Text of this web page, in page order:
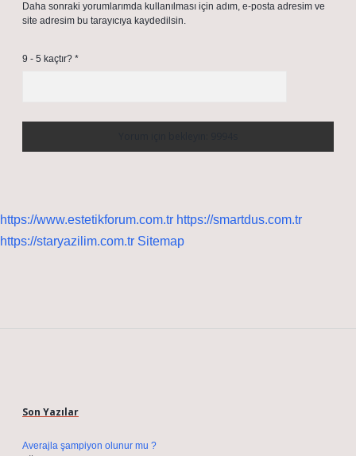
Daha sonraki yorumlarımda kullanılması için adım, e-posta adresim ve
site adresim bu tarayıcıya kaydedilsin.
9 - 5 kaçtır? *
https://www.estetikforum.com.tr https://smartdus.com.tr
https://staryazilim.com.tr Sitemap
Son Yazılar
Averajla şampiyon olunur mu ?